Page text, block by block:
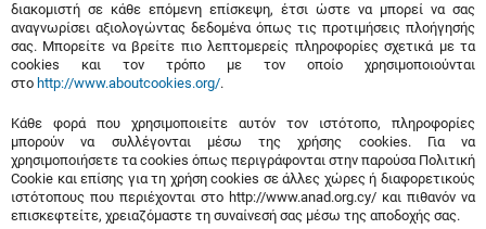
διακομιστή σε κάθε επόμενη επίσκεψη, έτσι ώστε να μπορεί να σας
αναγνωρίσει αξιολογώντας δεδομένα όπως τις προτιμήσεις πλοήγησής
σας. Μπορείτε να βρείτε πιο λεπτομερείς πληροφορίες σχετικά με τα
cookies και τον τρόπο με τον οποίο χρησιμοποιούνται
στο http://www.aboutcookies.org/.
Κάθε φορά που χρησιμοποιείτε αυτόν τον ιστότοπο, πληροφορίες
μπορούν να συλλέγονται μέσω της χρήσης cookies. Για να
χρησιμοποιήσετε τα cookies όπως περιγράφονται στην παρούσα Πολιτική
Cookie και επίσης για τη χρήση cookies σε άλλες χώρες ή διαφορετικούς
ιστότοπους που περιέχονται στο http://www.anad.org.cy/ και πιθανόν να
επισκεφτείτε, χρειαζόμαστε τη συναίνεσή σας μέσω της αποδοχής σας.